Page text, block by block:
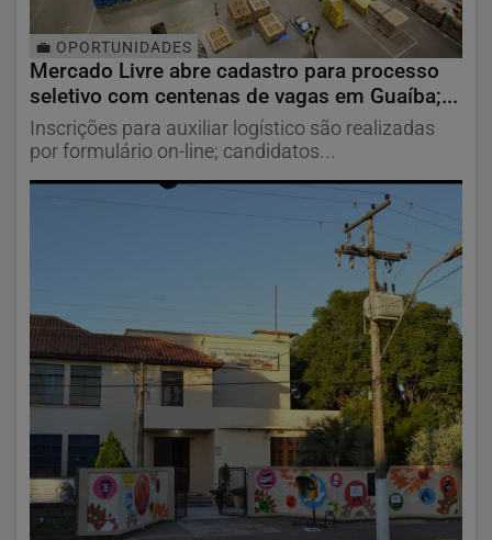
💼 OPORTUNIDADES
Mercado Livre abre cadastro para processo
seletivo com centenas de vagas em Guaíba;...
Inscrições para auxiliar logístico são realizadas
por formulário on-line; candidatos...